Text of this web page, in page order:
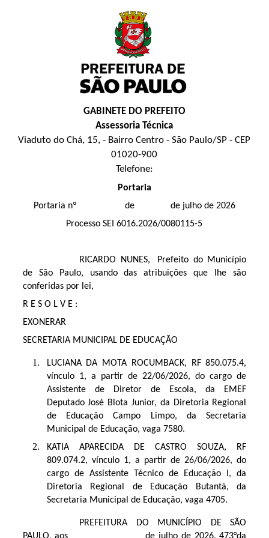
GABINETE DO PREFEITO
Assessoria Técnica
Viaduto do Chá, 15, - Bairro Centro - São Paulo/SP - CEP
01020-900
Telefone:
Portaria
Portaria nº de de julho de 2026
Processo SEI 6016.2026/0080115-5
RICARDO NUNES, Prefeito do Município
de São Paulo, usando das atribuições que lhe são
conferidas por lei,
R E S O L V E :
EXONERAR
SECRETARIA MUNICIPAL DE EDUCAÇÃO
LUCIANA DA MOTA ROCUMBACK, RF 850.075.4,
vínculo 1, a partir de 22/06/2026, do cargo de
Assistente de Diretor de Escola, da EMEF
Deputado José Blota Junior, da Diretoria Regional
de Educação Campo Limpo, da Secretaria
Municipal de Educação, vaga 7580.
KATIA APARECIDA DE CASTRO SOUZA, RF
809.074.2, vínculo 1, a partir de 26/06/2026, do
cargo de Assistente Técnico de Educação I, da
Diretoria Regional de Educação Butantã, da
Secretaria Municipal de Educação, vaga 4705.
PREFEITURA DO MUNICÍPIO DE SÃO